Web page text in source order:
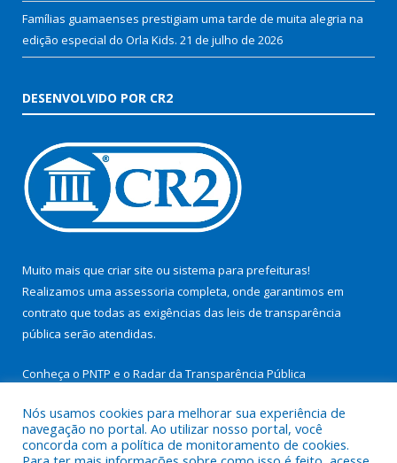
Famílias guamaenses prestigiam uma tarde de muita alegria na
edição especial do Orla Kids. 21 de julho de 2026
DESENVOLVIDO POR CR2
Muito mais que criar site ou sistema para prefeituras!
Realizamos uma assessoria completa, onde garantimos em
contrato que todas as exigências das leis de transparência
pública serão atendidas.
Conheça o PNTP e o Radar da Transparência Pública
Nós usamos cookies para melhorar sua experiência de
navegação no portal. Ao utilizar nosso portal, você
concorda com a política de monitoramento de cookies.